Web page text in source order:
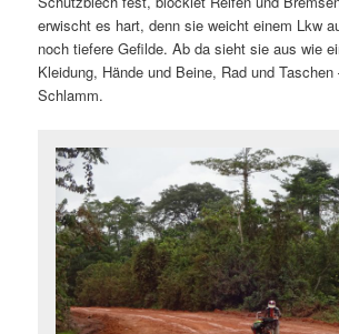
erwischt es hart, denn sie weicht einem Lkw
noch tiefere Gefilde. Ab da sieht sie aus wie
Kleidung, Hände und Beine, Rad und
Schlamm.